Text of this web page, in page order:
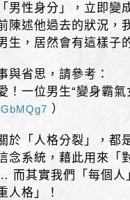
男性身分」，立即變
陳述他過去的狀況，
生，居然會有這樣
與省思，請參考：
！一位男生“變身霸氣
）
於「人格分裂」，都
念系統，藉此用來「
而其實我們「每個人
人格」！